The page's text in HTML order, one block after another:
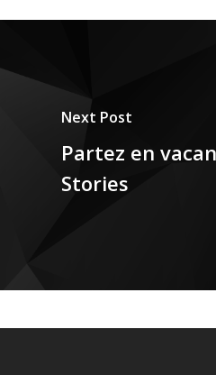
Next Post
Partez en
Stories